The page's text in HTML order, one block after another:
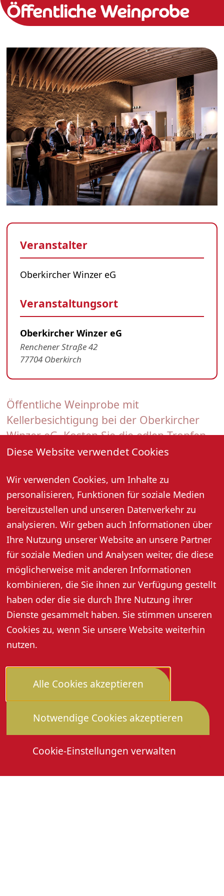
Diese Website verwendet Cookies
Wir verwenden Cookies, um Inhalte zu
personalisieren, Funktionen für soziale Medien
bereitzustellen und unseren Datenverkehr zu
analysieren. Wir geben auch Informationen über
Ihre Nutzung unserer Website an unsere Partner
für soziale Medien und Analysen weiter, die diese
möglicherweise mit anderen Informationen
kombinieren, die Sie ihnen zur Verfügung gestellt
haben oder die sie durch Ihre Nutzung ihrer
Dienste gesammelt haben. Sie stimmen unseren
Cookies zu, wenn Sie unsere Website weiterhin
nutzen.
Alle Cookies akzeptieren
Notwendige Cookies akzeptieren
Cookie-Einstellungen verwalten
Öffentliche Weinprobe
Öffentliche Weinprobe mit
Kellerbesichtigung bei der Oberkircher
Winzer eG. Kosten Sie die edlen Tropfen.
31. Juli 2026, 17:00 Uhr
Öffentliche Weinprobe mit Kellerbesichtigung bei der
Oberkircher Winzer eG
Preis pro Person: 12,- Euro (10,- Euro mit Gästekarte)
an Feiertagen), Dauer ca. 2 Stunden.
Anmeldung: Tel. 07802 92580 oder info@oberkircher-
winzer.de
Veranstalter
Oberkircher Winzer eG
Veranstaltungsort
Oberkircher Winzer eG
Renchener Straße 42
77704 Oberkirch
Die HeimattageDownloadsMitmachen